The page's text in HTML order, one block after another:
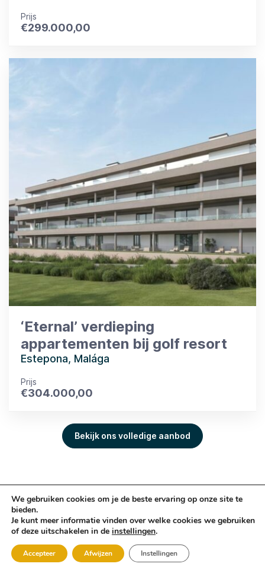
Prijs
€299.000,00
‘Eternal’ verdieping
appartementen bij golf resort
Estepona, Malága
Prijs
€304.000,00
Bekijk ons volledige aanbod
Copyright © Sun
Sure Estates 2026
Algemene
voorwaarden
Privacy
Design & realisatie
We gebruiken cookies om je de beste ervaring op onze site te
bieden.
Je kunt meer informatie vinden over welke cookies we gebruiken
of deze uitschakelen in de instellingen.
Accepteer Afwijzen Instellingen